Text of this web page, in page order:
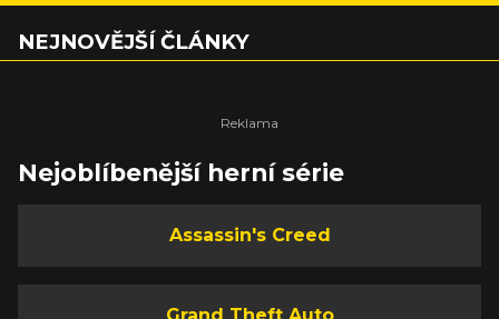
NEJNOVĚJŠÍ ČLÁNKY
Nejoblíbenější herní série
Assassin's Creed